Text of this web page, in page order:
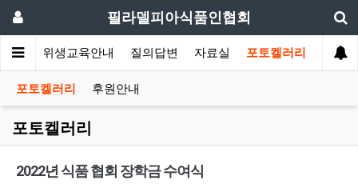
필라델피아식품인협회
식 위생교육안내 질의답변 자료실 포토켈러리
포토켈러리 후원안내
포토켈러리
2022년 식품 협회 장학금 수여식